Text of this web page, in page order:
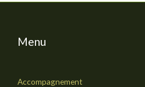
Menu
Accompagnement